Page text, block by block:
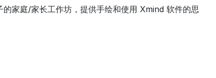
家庭/家长工作坊，提供手绘和使用 Xmind 软件的思